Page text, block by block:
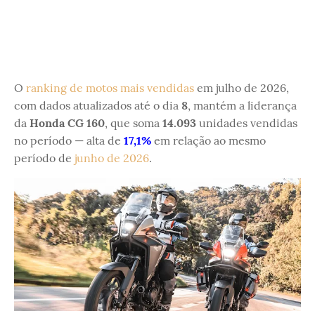
O ranking de motos mais vendidas em julho de 2026,
com dados atualizados até o dia 8, mantém a liderança
da Honda CG 160, que soma 14.093 unidades vendidas
no período — alta de 17,1% em relação ao mesmo
período de junho de 2026.